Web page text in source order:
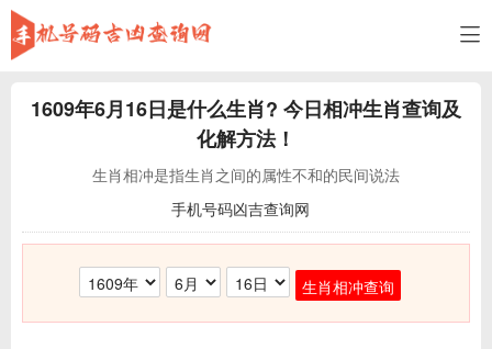
1609年6月16日是什么生肖? 今日相冲生肖查询及
化解方法！
生肖相冲是指生肖之间的属性不和的民间说法
手机号码凶吉查询网
生肖相冲查询